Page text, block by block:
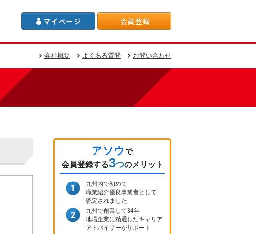
会社概要 よくある質問 お問い合わせ
アソウ で
会員登録する3つのメリット
九州内で初めて
職業紹介優良事業者として
認定されました
九州で創業して34年
地場企業に精通したキャリア
アドバイザーがサポート